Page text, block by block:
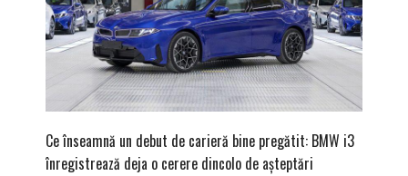
Ce înseamnă un debut de carieră bine pregătit: BMW i3
înregistrează deja o cerere dincolo de așteptări